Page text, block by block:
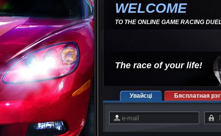
WELCOME
TO THE ONLINE GAME RACING
The race of your life!
Увайсці Бясплатная